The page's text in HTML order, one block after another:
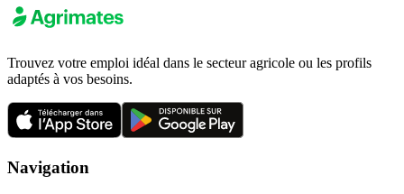
Trouvez votre emploi idéal dans le secteur agricole ou les profils
adaptés à vos besoins.
Navigation